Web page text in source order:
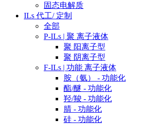
固态电解质
ILs 代工/ 定制
全部
P-ILs | 聚 离子液体
聚 阳离子型
聚 阴离子型
F-ILs | 功能 离子液体
胺（氨） - 功能化
酯/醚 - 功能化
羟/羧 - 功能化
腈 - 功能化
硅 - 功能化